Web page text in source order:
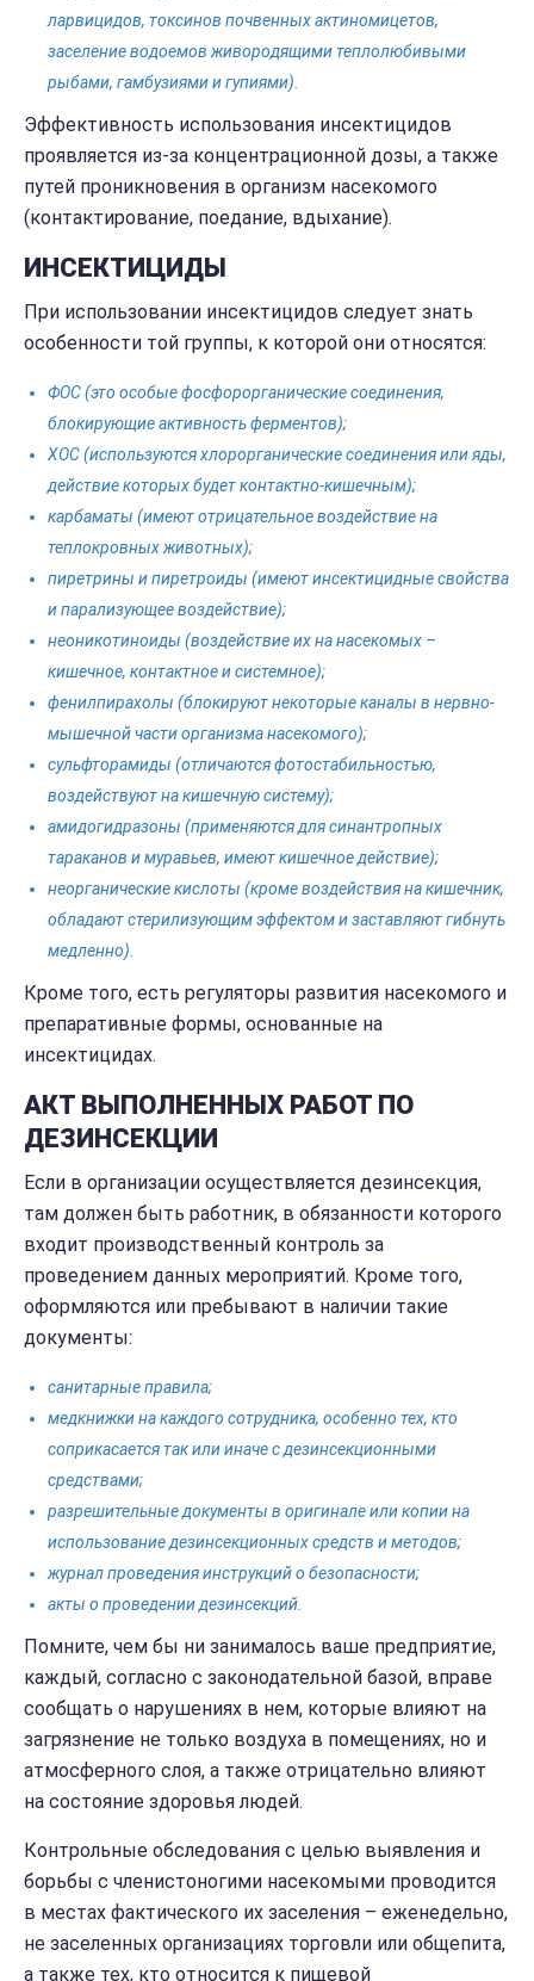
ларвицидов, токсинов почвенных актиномицетов,
заселение водоемов живородящими теплолюбивыми
рыбами, гамбузиями и гупиями).
Эффективность использования инсектицидов
проявляется из-за концентрационной дозы, а также
путей проникновения в организм насекомого
(контактирование, поедание, вдыхание).
ИНСЕКТИЦИДЫ
При использовании инсектицидов следует знать
особенности той группы, к которой они относятся:
ФОС (это особые фосфорорганические соединения,
блокирующие активность ферментов);
ХОС (используются хлорорганические соединения или яды,
действие которых будет контактно-кишечным);
карбаматы (имеют отрицательное воздействие на
теплокровных животных);
пиретрины и пиретроиды (имеют инсектицидные свойства
и парализующее воздействие);
неоникотиноиды (воздействие их на насекомых –
кишечное, контактное и системное);
фенилпирахолы (блокируют некоторые каналы в нервно-
мышечной части организма насекомого);
сульфторамиды (отличаются фотостабильностью,
воздействуют на кишечную систему);
амидогидразоны (применяются для синантропных
тараканов и муравьев, имеют кишечное действие);
неорганические кислоты (кроме воздействия на кишечник,
обладают стерилизующим эффектом и заставляют гибнуть
медленно).
Кроме того, есть регуляторы развития насекомого и
препаративные формы, основанные на
инсектицидах.
АКТ ВЫПОЛНЕННЫХ РАБОТ ПО
ДЕЗИНСЕКЦИИ
Если в организации осуществляется дезинсекция,
там должен быть работник, в обязанности которого
входит производственный контроль за
проведением данных мероприятий. Кроме того,
оформляются или пребывают в наличии такие
документы:
санитарные правила;
медкнижки на каждого сотрудника, особенно тех, кто
соприкасается так или иначе с дезинсекционными
средствами;
разрешительные документы в оригинале или копии на
использование дезинсекционных средств и методов;
журнал проведения инструкций о безопасности;
акты о проведении дезинсекций.
Помните, чем бы ни занималось ваше предприятие,
каждый, согласно с законодательной базой, вправе
сообщать о нарушениях в нем, которые влияют на
загрязнение не только воздуха в помещениях, но и
атмосферного слоя, а также отрицательно влияют
на состояние здоровья людей.
Контрольные обследования с целью выявления и
борьбы с членистоногими насекомыми проводится
в местах фактического их заселения – еженедельно,
не заселенных организациях торговли или общепита,
а также тех, кто относится к пищевой